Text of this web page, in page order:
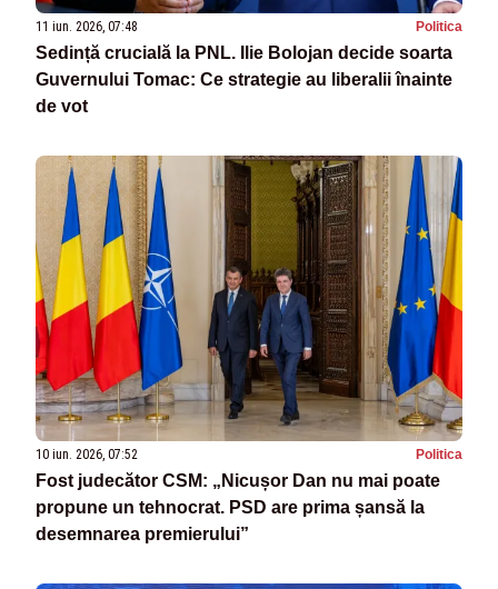
11 iun. 2026, 07:48 Politica
Sedință crucială la PNL. Ilie Bolojan decide soarta
Guvernului Tomac: Ce strategie au liberalii înainte
de vot
10 iun. 2026, 07:52 Politica
Fost judecător CSM: „Nicușor Dan nu mai poate
propune un tehnocrat. PSD are prima șansă la
desemnarea premierului”